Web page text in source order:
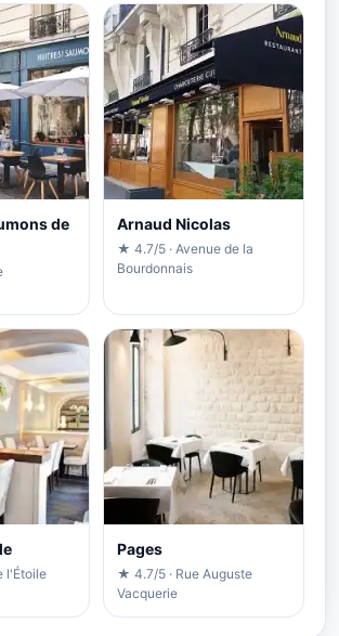
de
Arnaud Nicolas
★ 4.7/5 · Avenue de la
Bourdonnais
l'Étoile
Pages
★ 4.7/5 · Rue Auguste
Vacquerie